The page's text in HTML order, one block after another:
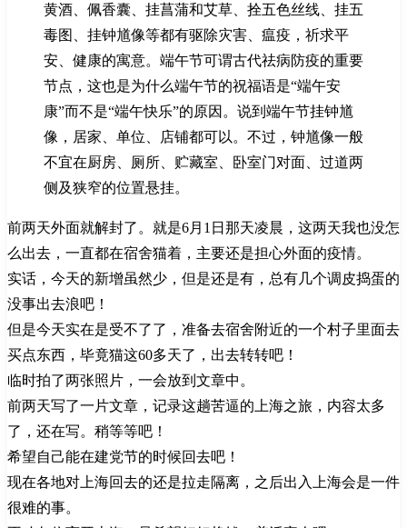
黄酒、佩香囊、挂菖蒲和艾草、拴五色丝线、挂五
毒图、挂钟馗像等都有驱除灾害、瘟疫，祈求平
安、健康的寓意。端午节可谓古代祛病防疫的重要
节点，这也是为什么端午节的祝福语是“端午安
康”而不是“端午快乐”的原因。说到端午节挂钟馗
像，居家、单位、店铺都可以。不过，钟馗像一般
不宜在厨房、厕所、贮藏室、卧室门对面、过道两
侧及狭窄的位置悬挂。
前两天外面就解封了。就是6月1日那天凌晨，这两天我也没怎
么出去，一直都在宿舍猫着，主要还是担心外面的疫情。
实话，今天的新增虽然少，但是还是有，总有几个调皮捣蛋的
没事出去浪吧！
但是今天实在是受不了了，准备去宿舍附近的一个村子里面去
买点东西，毕竟猫这60多天了，出去转转吧！
临时拍了两张照片，一会放到文章中。
前两天写了一片文章，记录这趟苦逼的上海之旅，内容太多
了，还在写。稍等等吧！
希望自己能在建党节的时候回去吧！
现在各地对上海回去的还是拉走隔离，之后出入上海会是一件
很难的事。